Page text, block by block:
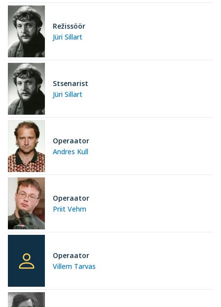
Jüri Sillart
Režissöör
Jüri Sillart
Stsenarist
Andres Kull
Operaator
Priit Vehm
Operaator
Villem Tarvas
Operaator